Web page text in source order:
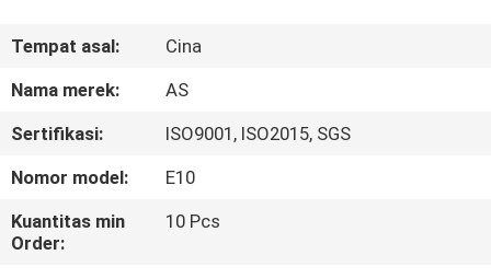
VIDEO
KAMI
TUR
PABRIK
Tempat asal:
Cina
Nama merek:
AS
Sertifikasi:
ISO9001, ISO2015, SGS
Nomor model:
E10
Kuantitas min
Order:
10 Pcs